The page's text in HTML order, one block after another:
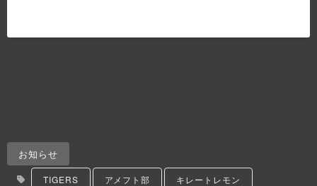
お知らせ
TIGERS アメフト部 キレートレモン